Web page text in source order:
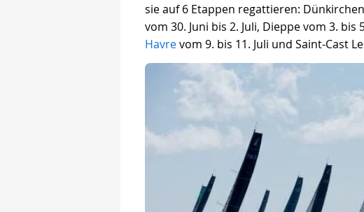
sie auf 6 Etappen regattieren:
vom 30. Juni bis 2. Juli, Dieppe vom 3. bis
Havrevom 9. bis 11. Juli und Saint-Cast